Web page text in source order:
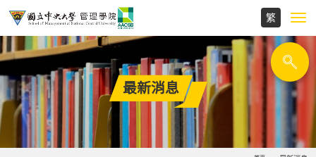
最新消息